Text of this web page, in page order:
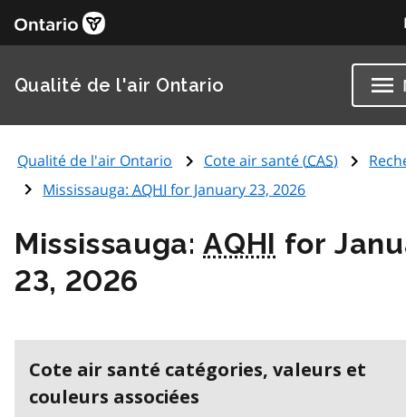
Qualité de l'air Ontario
Qualité de l'air Ontario Cote air santé (CAS)
Mississauga:AQHI for January 23, 2026
Mississauga:AQHI for
23, 2026
Cote air santé catégories, valeurs et
couleurs associées